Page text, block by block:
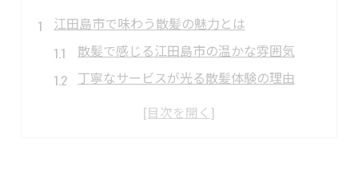
江田島市で味わう散髪の魅力とは
散髪で感じる江田島市の温かな雰囲気
丁寧なサービスが光る散髪体験の理由
散髪を通して知る江田島市の地域性